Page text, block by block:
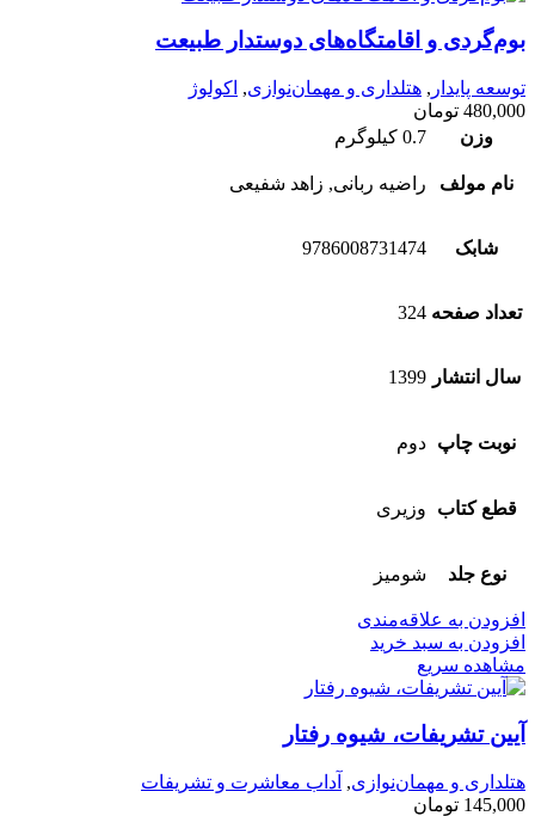
بوم‌گردی و اقامتگاه‌های دوستدار طبیعت
توسعه پایدار , هتلداری و مهمان‌نوازی, اکولوژ
480,000 تومان
وزن
0.7 کیلوگرم
نام مولف راضیه ربانی, زاهد شفیعی
شابک 9786008731474
تعداد صفحه 324
سال انتشار 1399
نوبت چاپ دوم
قطع کتاب وزیری
نوع جلد شومیز
افزودن به علاقه‌مندی
افزودن به سبد خرید
مشاهده سریع
آیین تشریفات، شیوه رفتار
هتلداری و مهمان‌نوازی, آداب معاشرت و تشریفات
145,000 تومان